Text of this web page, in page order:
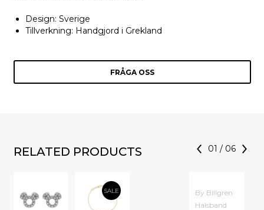
Design: Sverige
Tillverkning: Handgjord i Grekland
FRÅGA OSS
RELATED PRODUCTS 01 / 06
By Billgren
Halsband
SALE